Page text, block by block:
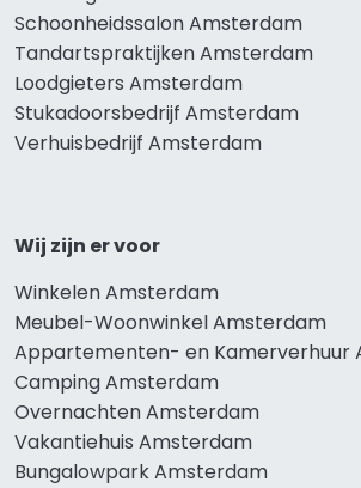
Schoonheidssalon Amsterdam
Tandartspraktijken Amsterdam
Loodgieters Amsterdam
Stukadoorsbedrijf Amsterdam
Verhuisbedrijf Amsterdam
Wij zijn er voor
Winkelen Amsterdam
Meubel-Woonwinkel Amsterdam
Appartementen- en Kamerverhuur
Camping Amsterdam
Overnachten Amsterdam
Vakantiehuis Amsterdam
Bungalowpark Amsterdam